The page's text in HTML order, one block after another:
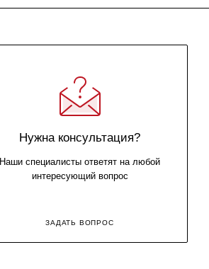
Нужна консультация?
Наши специалисты ответят на любой
интересующий вопрос
ЗАДАТЬ ВОПРОС